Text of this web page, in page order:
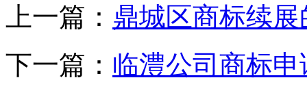
上一篇： 鼎城区商标续
下一篇： 临澧公司商标